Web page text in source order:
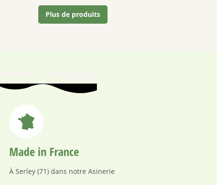
Plus de produits
Made in France
À Serley (71) dans notre Asinerie